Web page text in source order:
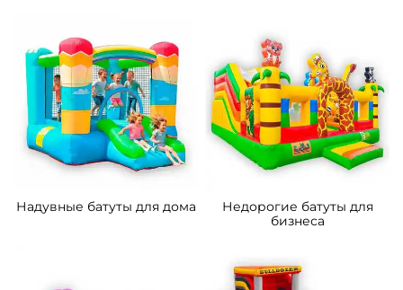
Надувные батуты для дома
Недорогие батуты для
бизнеса